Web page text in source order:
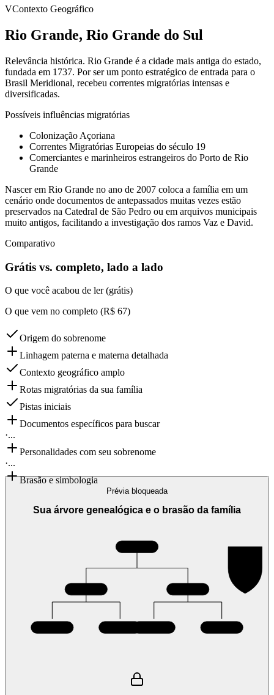
VContexto Geográfico
Rio Grande, Rio Grande do Sul
Relevância histórica. Rio Grande é a cidade mais antiga do estado,
fundada em 1737. Por ser um ponto estratégico de entrada para o
Brasil Meridional, recebeu correntes migratórias intensas e
diversificadas.
Possíveis influências migratórias
Colonização Açoriana
Correntes Migratórias Europeias do século 19
Comerciantes e marinheiros estrangeiros do Porto de Rio
Grande
Nascer em Rio Grande no ano de 2007 coloca a família em um
cenário onde documentos de antepassados muitas vezes estão
preservados na Catedral de São Pedro ou em arquivos municipais
muito antigos, facilitando a investigação dos ramos Vaz e David.
Comparativo
Grátis vs. completo, lado a lado
O que você acabou de ler (grátis)
O que vem no completo (R$ 67)
Origem do sobrenome
Linhagem paterna e materna detalhada
Contexto geográfico amplo
Rotas migratórias da sua família
Pistas iniciais
Documentos específicos para buscar
·...
Personalidades com seu sobrenome
·...
Brasão e simbologia
Prévia bloqueada
Sua árvore genealógica e o brasão da família